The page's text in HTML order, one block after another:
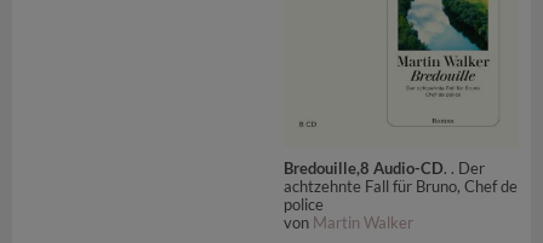
Bredouille,8 Audio-CD. . Der
achtzehnte Fall für Bruno, Chef de
police
von Martin Walker